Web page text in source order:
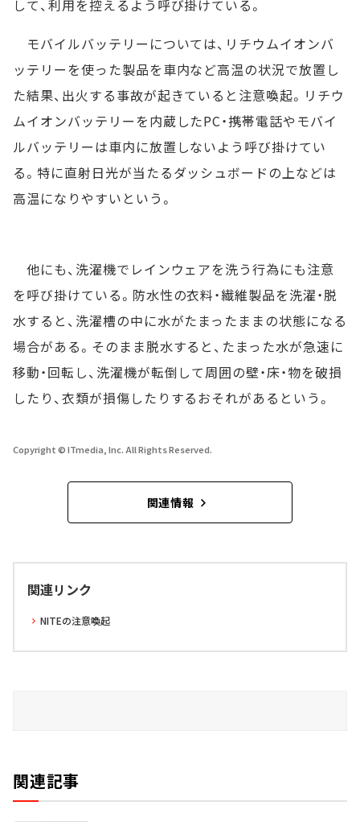
して、利用を控えるよう呼び掛けている。
モバイルバッテリーについては、リチウムイオンバ
ッテリーを使った製品を車内など高温の状況で放置し
た結果、出火する事故が起きていると注意喚起。リチウ
ムイオンバッテリーを内蔵したPC・携帯電話やモバイ
ルバッテリーは車内に放置しないよう呼び掛けてい
る。特に直射日光が当たるダッシュボードの上などは
高温になりやすいという。
他にも、洗濯機でレインウェアを洗う行為にも注意
を呼び掛けている。防水性の衣料・繊維製品を洗濯・脱
水すると、洗濯槽の中に水がたまったままの状態になる
場合がある。そのまま脱水すると、たまった水が急速に
移動・回転し、洗濯機が転倒して周囲の壁・床・物を破損
したり、衣類が損傷したりするおそれがあるという。
Copyright © ITmedia, Inc. All Rights Reserved.
関連情報
関連リンク
NITEの注意喚起
関連記事